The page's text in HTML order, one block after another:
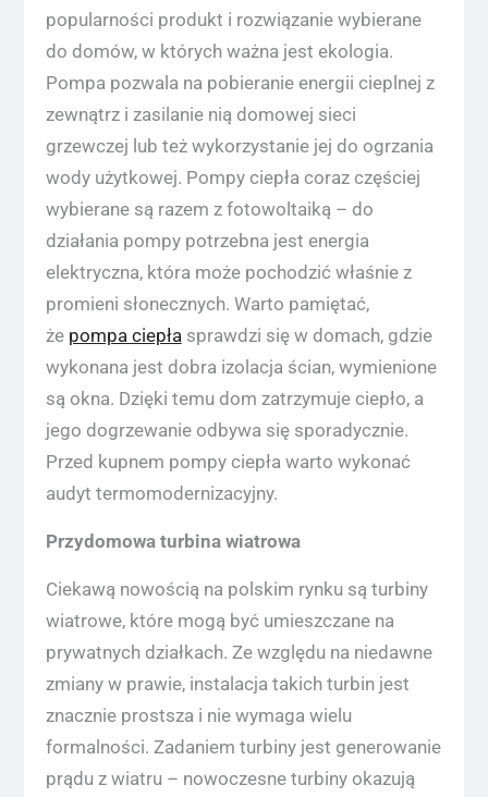
popularności produkt i rozwiązanie wybierane
do domów, w których ważna jest ekologia.
Pompa pozwala na pobieranie energii cieplnej z
zewnątrz i zasilanie nią domowej sieci
grzewczej lub też wykorzystanie jej do ogrzania
wody użytkowej. Pompy ciepła coraz częściej
wybierane są razem z fotowoltaiką – do
działania pompy potrzebna jest energia
elektryczna, która może pochodzić właśnie z
promieni słonecznych. Warto pamiętać,
że pompa ciepła sprawdzi się w domach, gdzie
wykonana jest dobra izolacja ścian, wymienione
są okna. Dzięki temu dom zatrzymuje ciepło, a
jego dogrzewanie odbywa się sporadycznie.
Przed kupnem pompy ciepła warto wykonać
audyt termomodernizacyjny.
Przydomowa turbina wiatrowa
Ciekawą nowością na polskim rynku są turbiny
wiatrowe, które mogą być umieszczane na
prywatnych działkach. Ze względu na niedawne
zmiany w prawie, instalacja takich turbin jest
znacznie prostsza i nie wymaga wielu
formalności. Zadaniem turbiny jest generowanie
prądu z wiatru – nowoczesne turbiny okazują